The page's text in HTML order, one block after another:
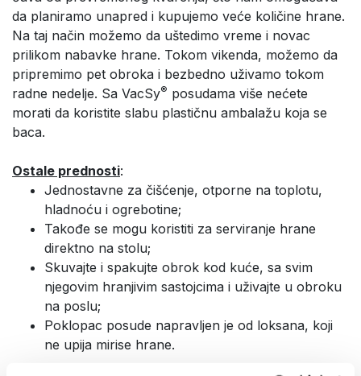
da planiramo unapred i kupujemo veće količine hrane.
Na taj način možemo da uštedimo vreme i novac
prilikom nabavke hrane. Tokom vikenda, možemo da
pripremimo pet obroka i bezbedno uživamo tokom
radne nedelje. Sa VacSy® posudama više nećete
morati da koristite slabu plastičnu ambalažu koja se
baca.
Ostale prednosti:
Jednostavne za čišćenje, otporne na toplotu,
hladnoću i ogrebotine;
Takođe se mogu koristiti za serviranje hrane
direktno na stolu;
Skuvajte i spakujte obrok kod kuće, sa svim
njegovim hranjivim sastojcima i uživajte u obroku
na poslu;
Poklopac posude napravljen je od loksana, koji
ne upija mirise hrane.